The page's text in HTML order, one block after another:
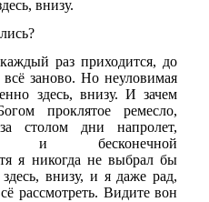
внизу.
раз приходится, до
заново. Но неуловимая
здесь, внизу. И зачем
проклятое ремесло,
столом дни напролет,
и бесконечной
я никогда не выбрал бы
внизу, и я даже рад,
рассмотреть. Видите вон